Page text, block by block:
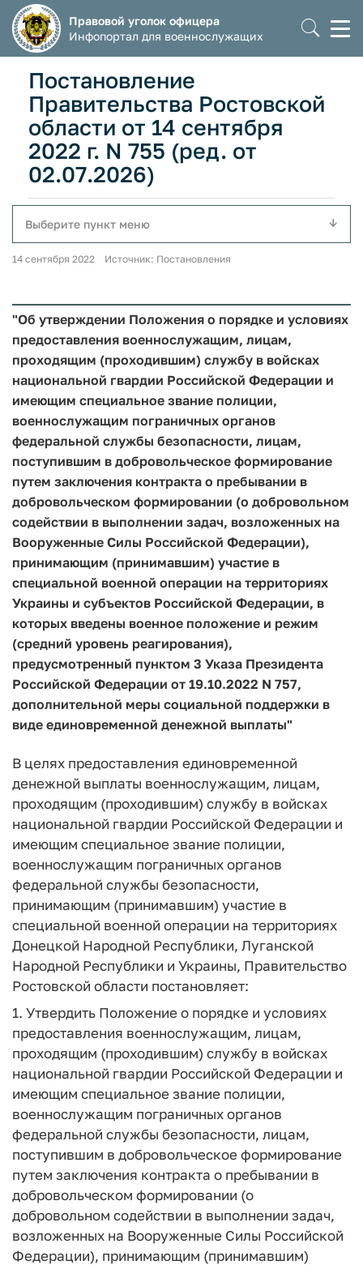
Правовой уголок офицера
Инфопортал для военнослужащих
Постановление
Правительства Ростовской
области от 14 сентября
2022 г. N 755 (ред. от
02.07.2026)
Выберите пункт меню
14 сентября 2022 Источник: Постановления
"Об утверждении Положения о порядке и условиях
предоставления военнослужащим, лицам,
проходящим (проходившим) службу в войсках
национальной гвардии Российской Федерации и
имеющим специальное звание полиции,
военнослужащим пограничных органов
федеральной службы безопасности, лицам,
поступившим в добровольческое формирование
путем заключения контракта о пребывании в
добровольческом формировании (о добровольном
содействии в выполнении задач, возложенных на
Вооруженные Силы Российской Федерации),
принимающим (принимавшим) участие в
специальной военной операции на территориях
Украины и субъектов Российской Федерации, в
которых введены военное положение и режим
(средний уровень реагирования),
предусмотренный пунктом 3 Указа Президента
Российской Федерации от 19.10.2022 N 757,
дополнительной меры социальной поддержки в
виде единовременной денежной выплаты"
В целях предоставления единовременной
денежной выплаты военнослужащим, лицам,
проходящим (проходившим) службу в войсках
национальной гвардии Российской Федерации и
имеющим специальное звание полиции,
военнослужащим пограничных органов
федеральной службы безопасности,
принимающим (принимавшим) участие в
специальной военной операции на территориях
Донецкой Народной Республики, Луганской
Народной Республики и Украины, Правительство
Ростовской области постановляет:
1. Утвердить Положение о порядке и условиях
предоставления военнослужащим, лицам,
проходящим (проходившим) службу в войсках
национальной гвардии Российской Федерации и
имеющим специальное звание полиции,
военнослужащим пограничных органов
федеральной службы безопасности, лицам,
поступившим в добровольческое формирование
путем заключения контракта о пребывании в
добровольческом формировании (о
добровольном содействии в выполнении задач,
возложенных на Вооруженные Силы Российской
Федерации), принимающим (принимавшим)